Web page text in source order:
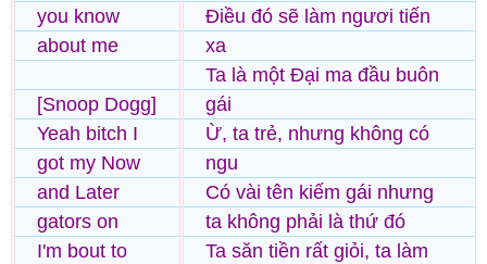
you know
about me
[Snoop Dogg]
Yeah bitch I
got my Now
and Later
gators on
I'm bout to
Điều đó sẽ làm ngươi tiến
xa
Ta là một Đại ma đầu buôn
gái
Ừ, ta trẻ, nhưng không có
ngu
Có vài tên kiếm gái nhưng
ta không phải là thứ đó
Ta săn tiền rất giỏi, ta làm